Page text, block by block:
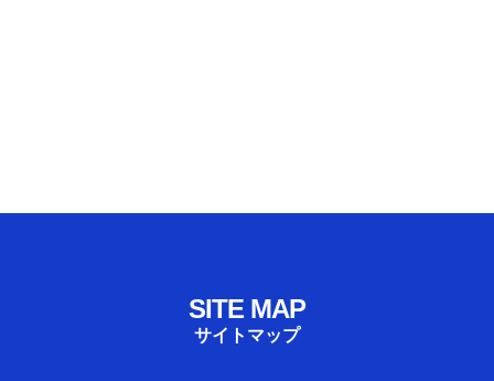
SITE MAP
サイトマップ